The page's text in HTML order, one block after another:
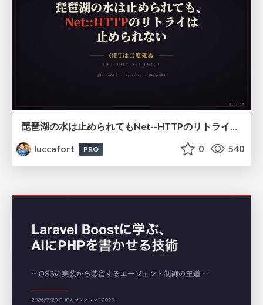
琵琶湖の水は止められてもNet--HTTPのリトライは止められない / You might be able to stop the water flow of Lake Biwa but you can't stop Net::HTTP retries
luccafort
PRO 0 540